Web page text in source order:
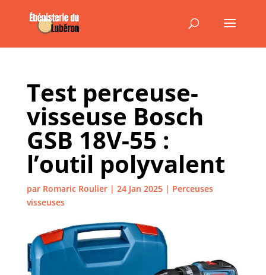
Test perceuse-
visseuse Bosch
GSB 18V-55 :
l’outil polyvalent
par Romaric Roulier| 24 Jan 2025| Perceuses
visseuses